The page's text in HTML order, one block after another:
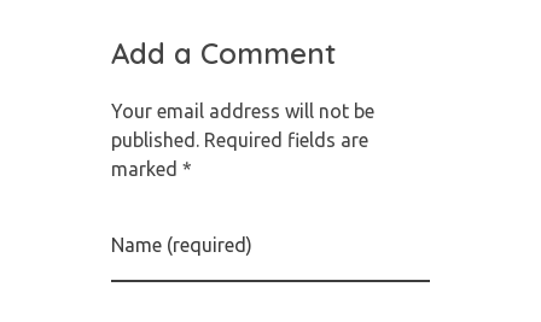
Add a Comment
Your email address will not be
published. Required fields are
marked *
Name (required)